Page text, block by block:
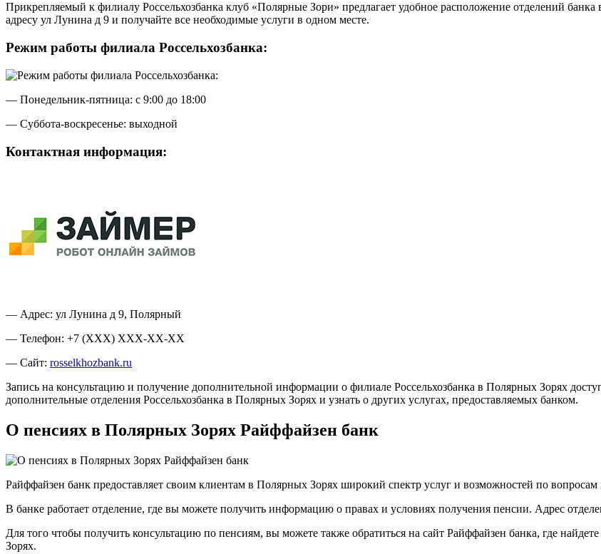
Прикрепляемый к филиалу Россельхозбанка клуб «Полярные Зори» предлагает удобное расположение отделений
адресу ул Лунина д 9 и получайте все необходимые услуги в одном месте.
Режим работы филиала Россельхозбанка:
— Понедельник-пятница: с 9:00 до 18:00
— Суббота-воскресенье: выходной
Контактная информация:
— Адрес: ул Лунина д 9, Полярный
— Телефон: +7 (XXX) XXX-XX-XX
— Сайт: rosselkhozbank.ru
Запись на консультацию и получение дополнительной информации о филиале Россельхозбанка в Полярных Зорях
дополнительные отделения Россельхозбанка в Полярных Зорях и узнать о других услугах, предоставляемых банком.
О пенсиях в Полярных Зорях Райффайзен банк
Райффайзен банк предоставляет своим клиентам в Полярных Зорях широкий спектр услуг и возможностей по вопросам
В банке работает отделение, где вы можете получить информацию о правах и условиях получения пенсии. Адрес
Для того чтобы получить консультацию по пенсиям, вы можете также обратиться на сайт Райффайзен банка, где
Зорях.